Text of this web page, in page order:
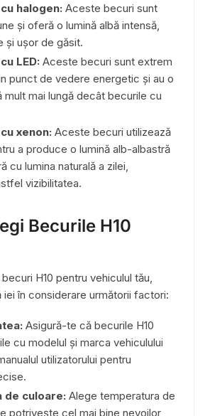
halogen: Aceste becuri sunt
și oferă o lumină albă intensă,
și ușor de găsit.
LED: Aceste becuri sunt extrem
punct de vedere energetic și au o
mult mai lungă decât becurile cu
xenon: Aceste becuri utilizează
a produce o lumină alb-albastră
cu lumina naturală a zilei,
vizibilitatea.
Becurile H10
H10 pentru vehiculul tău,
în considerare următorii factori:
Asigură-te că becurile H10
cu modelul și marca vehiculului
utilizatorului pentru
de culoare: Alege temperatura de
potrivește cel mai bine nevoilor